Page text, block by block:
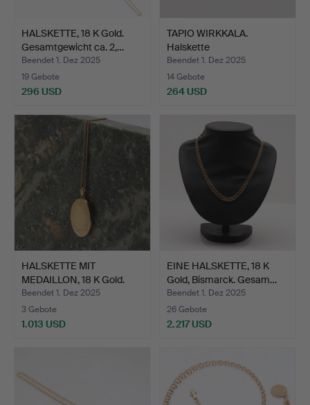
HALSKETTE, 18 K Gold.
Gesamtgewicht ca. 2,…
Beendet 1. Dez 2025
19 Gebote
296 USD
TAPIO WIRKKALA.
Halskette
„Halbmond/Mondsi…
Beendet 1. Dez 2025
14 Gebote
264 USD
HALSKETTE MIT
MEDAILLON, 18 K Gold.
Gesamt…
Beendet 1. Dez 2025
3 Gebote
1.013 USD
EINE HALSKETTE, 18 K
Gold, Bismarck. Gesam…
Beendet 1. Dez 2025
26 Gebote
2.217 USD